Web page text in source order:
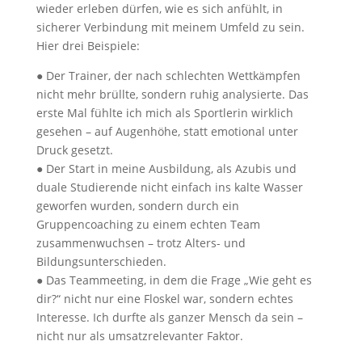
wieder erleben dürfen, wie es sich anfühlt, in
sicherer Verbindung mit meinem Umfeld zu sein.
Hier drei Beispiele:
● Der Trainer, der nach schlechten Wettkämpfen
nicht mehr brüllte, sondern ruhig analysierte. Das
erste Mal fühlte ich mich als Sportlerin wirklich
gesehen – auf Augenhöhe, statt emotional unter
Druck gesetzt.
● Der Start in meine Ausbildung, als Azubis und
duale Studierende nicht einfach ins kalte Wasser
geworfen wurden, sondern durch ein
Gruppencoaching zu einem echten Team
zusammenwuchsen – trotz Alters- und
Bildungsunterschieden.
● Das Teammeeting, in dem die Frage „Wie geht es
dir?“ nicht nur eine Floskel war, sondern echtes
Interesse. Ich durfte als ganzer Mensch da sein –
nicht nur als umsatzrelevanter Faktor.